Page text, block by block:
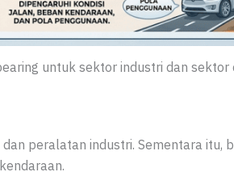
untuk sektor industri dan sektor
peralatan industri. Sementara itu,